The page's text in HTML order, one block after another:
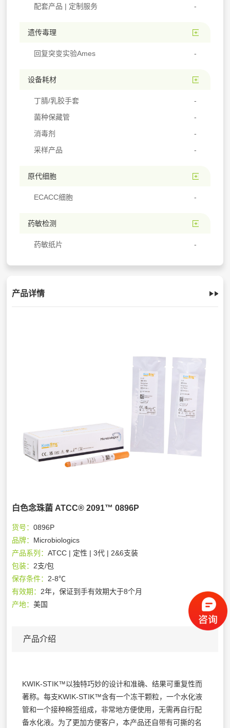
配套产品 | 定制服务
遗传毒理
回复突变实验Ames
设备耗材
丁腈/乳胶手套
菌种保藏管
消毒剂
采样产品
原代细胞
ECACC细胞
药敏检测
药敏纸片
产品详情
白色念珠菌 ATCC® 2091™ 0896P
货号：0896P
品牌： Microbiologics
产品系列：ATCC | 定性 | 3代 | 2&6支装
包装： 2支/包
保存条件： 2-8℃
有效期： 2年，保证到手有效期大于8个月
产地：美国
产品介绍
KWIK-STIK™以独特巧妙的设计和准确、结果可重复性而
著称。每支KWIK-STIK™含有一个冻干颗粒，一个水化液
管和一个接种棉签组成，非常地方便使用，无需再自行配
备水化液。为了更加方便客户，本产品还自带有可撕的名